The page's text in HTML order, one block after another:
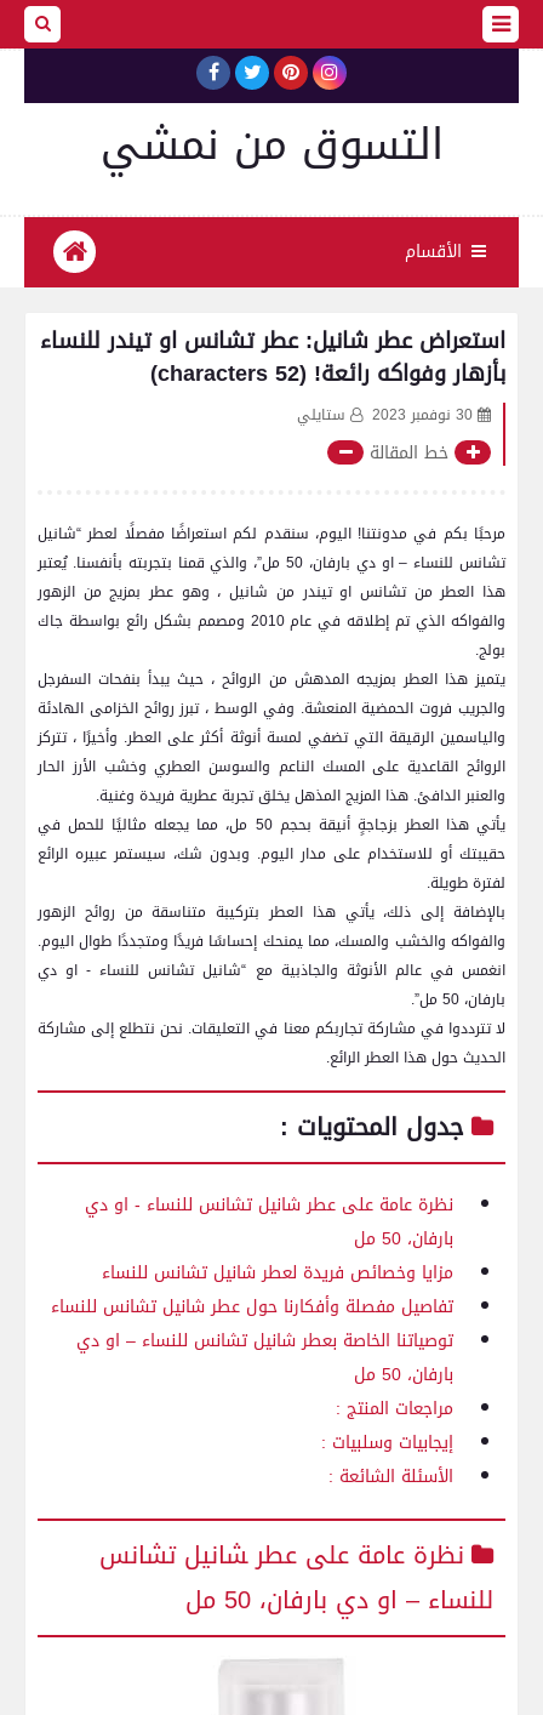
التسوق من نمشي
الأقسام
استعراض عطر شانيل: عطر تشانس او تيندر للنساء
بأزهار وفواكه رائعة! (52 characters)
30 نوفمبر 2023 ستايلي
خط المقالة
مرحبًا بكم في مدونتنا! اليوم، سنقدم لكم استعراضًا مفصلًا لعطر “شانيل
تشانس للنساء – او دي بارفان، 50 مل”، والذي قمنا بتجربته بأنفسنا. يُعتبر
هذا العطر من تشانس او تيندر من​ شانيل ، وهو عطر بمزيج⁣ من الزهور
والفواكه الذي تم إطلاقه في‌ عام 2010 ومصمم بشكل‌ رائع بواسطة⁢ جاك
بولج.
يتميز هذا العطر ⁤بمزيجه المدهش من الروائح ، حيث يبدأ بنفحات ‌السفرجل
والجريب فروت الحمضية المنعشة. وفي الوسط ، تبرز روائح الخزامى ⁤الهادئة
والياسمين الرقيقة التي تضفي لمسة‍ أنوثة أكثر على العطر. وأخيرًا ، تتركز
الروائح القاعدية على المسك ​الناعم والسوسن العطري وخشب الأرز الحار
والعنبر الدافئ. هذا المزيج المذهل يخلق تجربة⁣ عطرية فريدة⁣ وغنية.
يأتي هذا العطر بزجاجةٍ أنيقة‍ بحجم​ 50⁣ مل، مما يجعله مثاليًا‌ للحمل في
حقيبتك أو للاستخدام على مدار‌ اليوم.‌ وبدون شك، سيستمر عبيره الرائع
لفترة طويلة.
بالإضافة ​إلى ذلك، يأتي هذا العطر بتركيبة متناسقة ⁢من روائح الزهور
والفواكه والخشب والمسك، مما ‍يمنحك إحساسًا فريدًا ومتجددًا طوال ⁣اليوم.
انغمس في عالم الأنوثة والجاذبية ⁣مع “شانيل ⁣تشانس للنساء ‍-⁣ او دي
بارفان، 50 مل”.
لا تترددوا في مشاركة تجاربكم معنا في التعليقات. نحن نتطلع إلى مشاركة
الحديث حول هذا العطر الرائع.
جدول المحتويات :
نظرة⁤ عامة على عطر شانيل تشانس‌ للنساء ⁣- او دي
بارفان،⁤ 50 مل
مزايا وخصائص فريدة لعطر شانيل تشانس للنساء
تفاصيل مفصلة وأفكارنا حول عطر شانيل تشانس للنساء
توصياتنا ⁤الخاصة بعطر شانيل تشانس للنساء – او دي
بارفان، 50 ‌مل
مراجعات المنتج‌ :
إيجابيات وسلبيات ​:
الأسئلة الشائعة :
نظرة عامة على عطر ‍شانيل تشانس
للنساء – او دي بارفان، 50 مل